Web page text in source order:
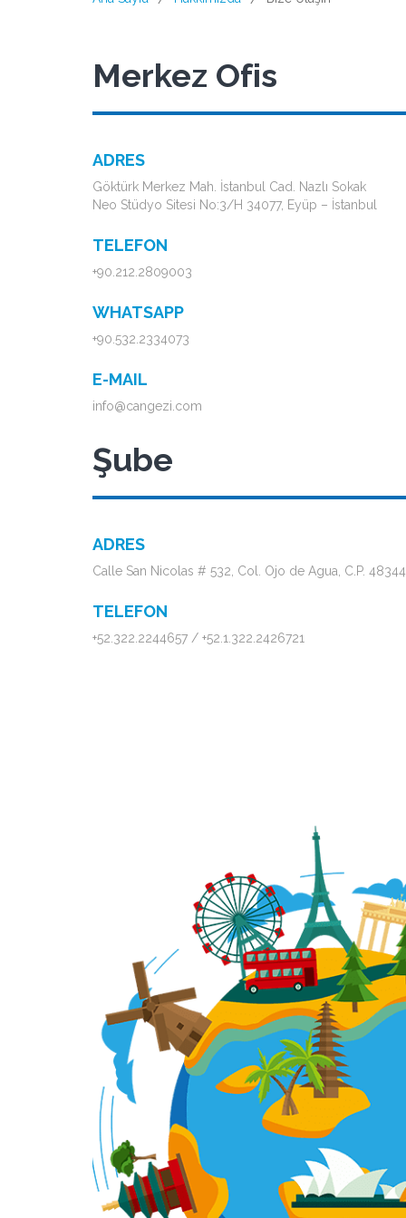
Merkez Ofis
ADRES
Göktürk Merkez Mah. İstanbul Cad. Nazlı Sokak
Neo Stüdyo Sitesi No:3/H 34077, Eyüp – İstanbul
TELEFON
+90.212.2809003
WHATSAPP
+90.532.2334073
E-MAIL
info@cangezi.com
Şube
ADRES
Calle San Nicolas # 532, Col. Ojo de Agua, C.P.
TELEFON
+52.322.2244657 / +52.1.322.2426721